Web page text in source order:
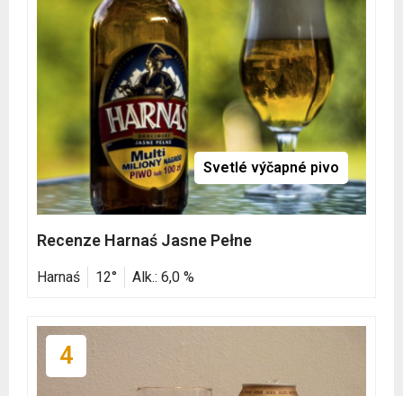
Svetlé výčapné pivo
Recenze Harnaś Jasne Pełne
Harnaś 12° Alk.: 6,0 %
4